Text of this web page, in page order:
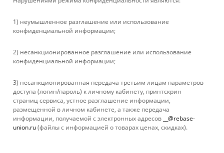
+ 7 861 272-88-88
company@rebase-union.ru
г. Краснодар, ул. Рашпилевская, д. 121
2026 © Rebase Union
Мы используем файлы cookie, разработанные нашими
специалистами и третьими лицами, для анализа событий на
нашем веб-сайте, что позволяет нам улучшать
взаимодействие с пользователями и обслуживание.
Продолжая просмотр страниц нашего сайта, вы принимаете
условия его использования. Более подробные сведения
1) неумышленное разглашение или использование
конфиденциальной информации;
2) несанкционированное разглашение или использование
конфиденциальной информации;
3) несанкционированная передача третьим лицам параметров
доступа (логин/пароль) к личному кабинету, принтскрин
страниц сервиса, устное разглашение информации,
размещенной в личном кабинете, а также передача
информации, получаемой с электронных адресов
__@rebase-
union.ru(файлы с информацией о товарах ценах, скидках).